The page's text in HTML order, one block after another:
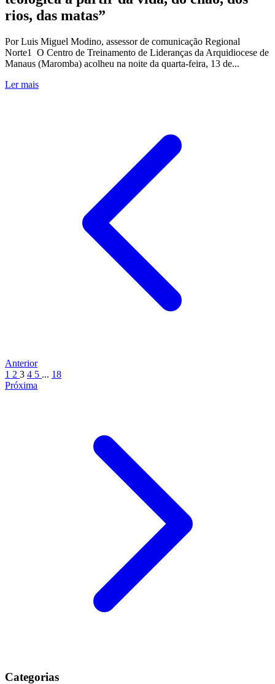
rios, das matas”
Por Luis Miguel Modino, assessor de comunicação Regional
Norte1 O Centro de Treinamento de Lideranças da Arquidiocese de
Manaus (Maromba) acolheu na noite da quarta-feira, 13 de...
Ler mais
Anterior
1 2 3 4 5 ... 18
Próxima
Categorias